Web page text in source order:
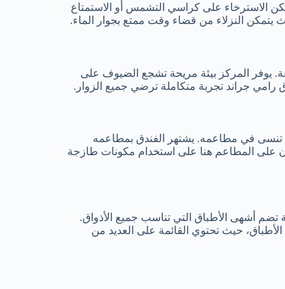
الاسترخاء على كراسي التشمس أو الاستمتاع
يتمكن النزلاء من قضاء وقت ممتع بجوار الماء.
يوفر المركز بيئة مريحة تشجع الضيوف على
رامي جراند تجربة متكاملة ترضي جميع الزوار.
تنسى في مطاعمه. يشتهر الفندق بمطاعمه
على المطاعم هنا على استخدام مكونات طازجة
تضم أشهى الأطباق التي تناسب جميع الأذواق.
حيث تحتوي القائمة على العديد من